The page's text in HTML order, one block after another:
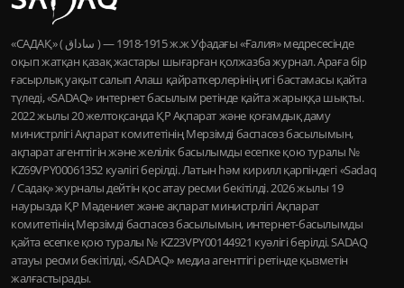
«САДАҚ» ( ساداق ) — 1915-1918 ж.ж Уфадағы «Ғалия» медресесінде
оқып жатқан қазақ жастары шығарған қолжазба журнал. Араға бір
ғасырлық уақыт салып Алаш қайраткерлерінің игі бастамасы қайта
түледі, «SADAQ» интернет басылым ретінде қайта жарыққа шықты.
2022 жылы 20 желтоқсанда ҚР Ақпарат және қоғамдық даму
министрлігі Ақпарат комитетінің Мерзімді баспасөз басылымын,
ақпарат агенттігін және желілік басылымды есепке қою туралы №
KZ69VPY00061352 куәлігі берілді. Латын һәм кирилл қарпіндегі «Sadaq
/ Садақ» журналы дейтін қос атау ресми бекітілді. 2026 жылы 19
наурызда ҚР Мәдениет және ақпарат министрлігі Ақпарат
комитетінің Мерзімді баспасөз басылымын, интернет-басылымды
қайта есепке қою туралы № KZ23VPY00144921 куәлігі берілді. SADAQ
атауы ресми бекітілді, «SADAQ» медиа агенттігі ретінде қызметін
жалғастырады.